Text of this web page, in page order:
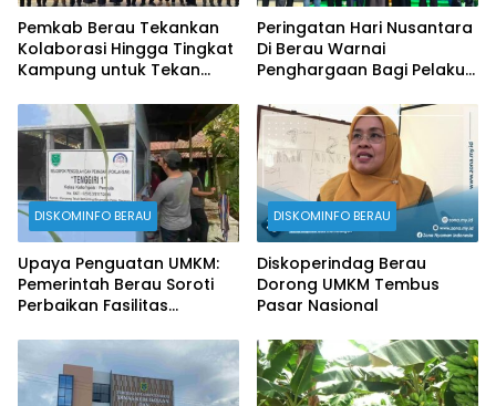
Pemkab Berau Tekankan
Kolaborasi Hingga Tingkat
Kampung untuk Tekan
Peringatan Hari Nusantara
Di Berau Warnai
Penghargaan Bagi Pelaku
DISKOMINFO BERAU
Upaya Penguatan UMKM:
Pemerintah Berau Soroti
Perbaikan Fasilitas
DISKOMINFO BERAU
Diskoperindag Berau
Dorong UMKM Tembus
Pasar Nasional